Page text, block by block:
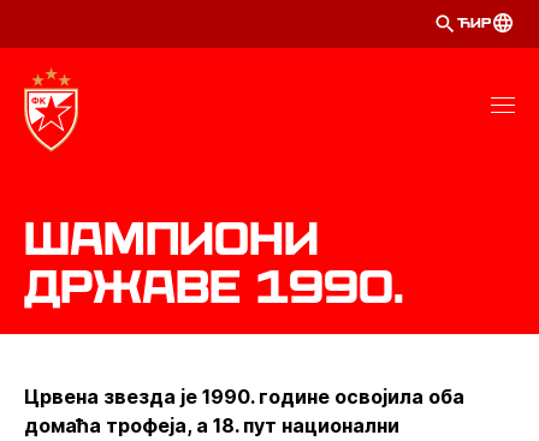
ЋИР
Шампиони
државе 1990.
Црвена звезда је 1990. године освојила оба
домаћа трофеја, а 18. пут национални